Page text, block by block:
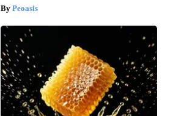
Peoasis